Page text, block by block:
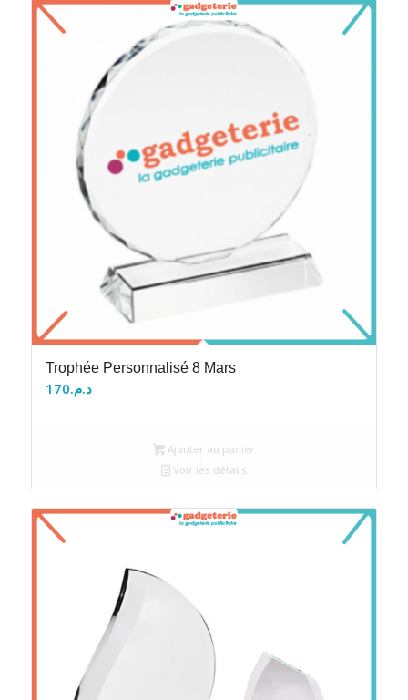
Trophée Personnalisé 8 Mars
د.م.170
Ajouter au panier
Voir les détails